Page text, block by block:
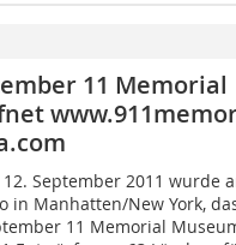
11 Memorial
12. September 2011 wurde
in Manhatten/New York,
11 Memorial